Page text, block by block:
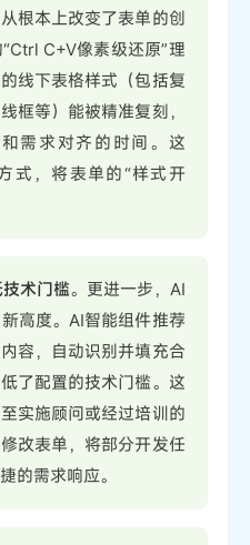
根本上改变了表单的创
C+V像素级还原”理
线下表格样式（包括复
框等）能被精准复刻，
需求对齐的时间。这
式，将表单的“样式开
术门槛。更进一步，AI
高度。AI智能组件推荐
容，自动识别并填充合
了配置的技术门槛。这
实施顾问或经过培训的
改表单，将部分开发任
的需求响应。